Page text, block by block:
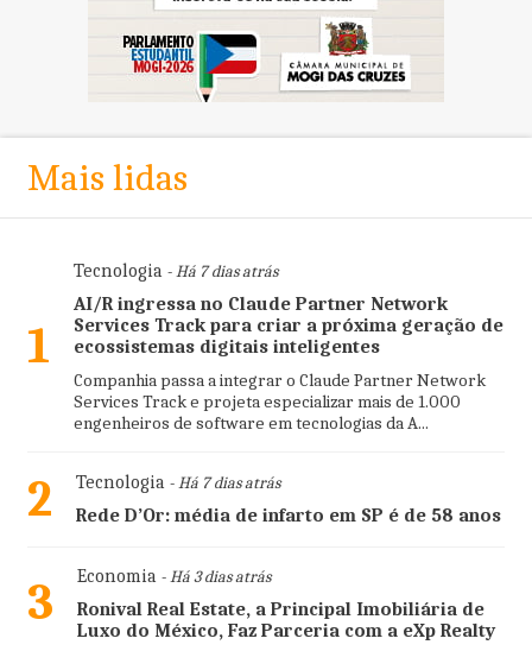
Mais lidas
1
Tecnologia- Há 7 dias atrás
AI/R ingressa no Claude Partner Network
Services Track para criar a próxima geração de
ecossistemas digitais inteligentes
Companhia passa a integrar o Claude Partner Network
Services Track e projeta especializar mais de 1.000
engenheiros de software em tecnologias da A...
2 Tecnologia- Há 7 dias atrás
Rede D’Or: média de infarto em SP é de 58 anos
3 Economia- Há 3 dias atrás
Ronival Real Estate, a Principal Imobiliária de
Luxo do México, Faz Parceria com a eXp Realty